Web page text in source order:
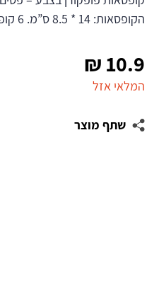
הקופסאות: 14 * 8.5 ס”מ. 6 קופסאות במארז.
10.9
₪
המלאי אזל
שתף מוצר